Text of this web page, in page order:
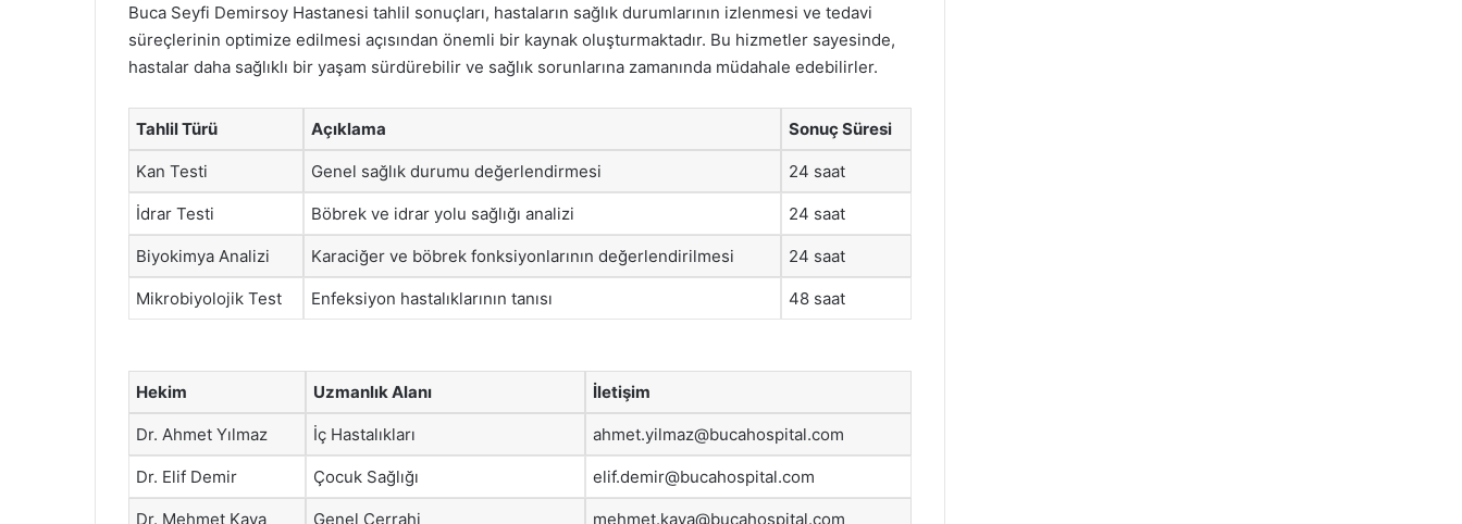
Buca Seyfi Demirsoy Hastanesi tahlil sonuçları, hastaların sağlık durumlarının izlenmesi ve tedavi
süreçlerinin optimize edilmesi açısından önemli bir kaynak oluşturmaktadır. Bu hizmetler sayesinde,
hastalar daha sağlıklı bir yaşam sürdürebilir ve sağlık sorunlarına zamanında müdahale edebilirler.
Tahlil Türü Açıklama Sonuç Süresi
Kan Testi Genel sağlık durumu değerlendirmesi 24 saat
İdrar Testi Böbrek ve idrar yolu sağlığı analizi 24 saat
Biyokimya Analizi Karaciğer ve böbrek fonksiyonlarının değerlendirilmesi 24 saat
Mikrobiyolojik Test Enfeksiyon hastalıklarının tanısı 48 saat
Hekim Uzmanlık Alanı İletişim
Dr. Ahmet Yılmaz İç Hastalıkları ahmet.yilmaz@bucahospital.com
Dr. Elif Demir Çocuk Sağlığı elif.demir@bucahospital.com
Dr. Mehmet Kaya Genel Cerrahi mehmet.kaya@bucahospital.com